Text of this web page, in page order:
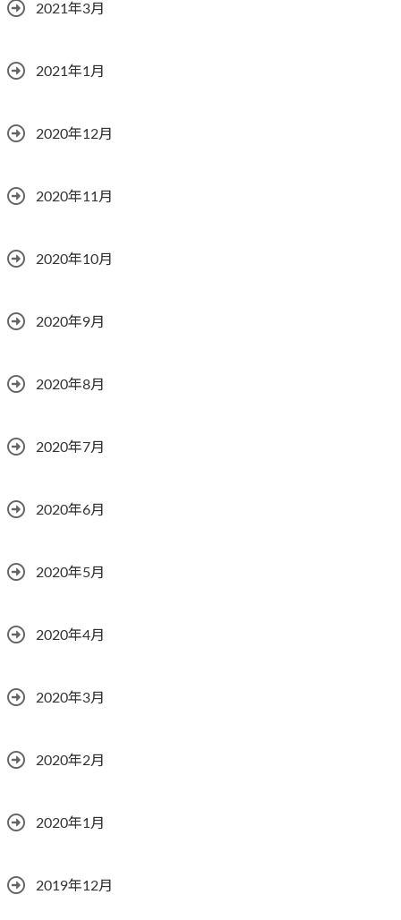
2021年3月
2021年1月
2020年12月
2020年11月
2020年10月
2020年9月
2020年8月
2020年7月
2020年6月
2020年5月
2020年4月
2020年3月
2020年2月
2020年1月
2019年12月